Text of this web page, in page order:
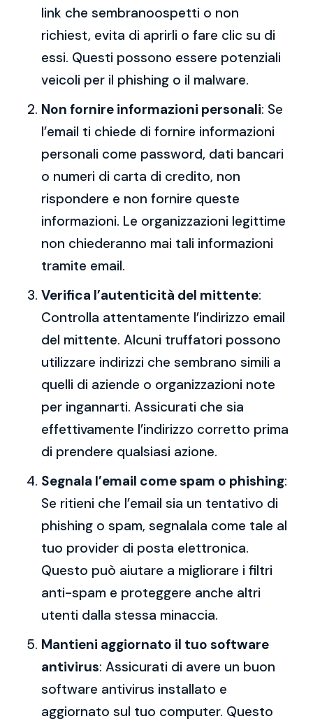
link che sembranoospetti o non
richiest, evita di aprirli o fare clic su di
essi. Questi possono essere potenziali
veicoli per il phishing o il malware.
Non fornire informazioni personali: Se
l’email ti chiede di fornire informazioni
personali come password, dati bancari
o numeri di carta di credito, non
rispondere e non fornire queste
informazioni. Le organizzazioni legittime
non chiederanno mai tali informazioni
tramite email.
Verifica l’autenticità del mittente:
Controlla attentamente l’indirizzo email
del mittente. Alcuni truffatori possono
utilizzare indirizzi che sembrano simili a
quelli di aziende o organizzazioni note
per ingannarti. Assicurati che sia
effettivamente l’indirizzo corretto prima
di prendere qualsiasi azione.
Segnala l’email come spam o phishing:
Se ritieni che l’email sia un tentativo di
phishing o spam, segnalala come tale al
tuo provider di posta elettronica.
Questo può aiutare a migliorare i filtri
anti-spam e proteggere anche altri
utenti dalla stessa minaccia.
Mantieni aggiornato il tuo software
antivirus: Assicurati di avere un buon
software antivirus installato e
aggiornato sul tuo computer. Questo